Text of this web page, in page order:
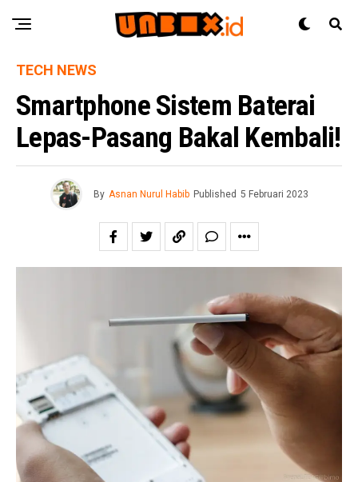
TECH NEWS
Smartphone Sistem Baterai
Lepas-Pasang Bakal Kembali!
By Asnan Nurul Habib Published 5 Februari 2023